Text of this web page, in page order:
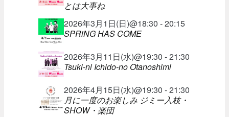
とは大事ね
2026年3月1日(日)@18:30 - 20:15
SPRiNG HAS COME
2026年3月11日(水)@19:30 - 21:30
Tsuki-ni Ichido-no Otanoshimi
2026年4月15日(水)@19:30 - 21:30
月に一度のお楽しみ ジミー入枝・
SHOW・楽団